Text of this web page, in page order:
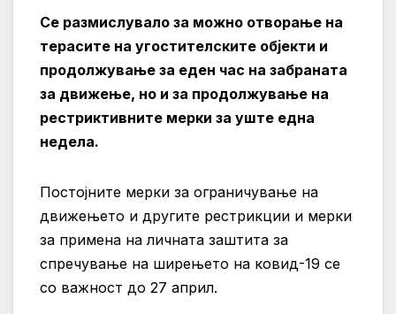
Се размислувало за можно отворање на
терасите на угостителските објекти и
продолжување за еден час на забраната
за движење, но и за продолжување на
рестриктивните мерки за уште една
недела.
Постојните мерки за ограничување на
движењето и другите рестрикции и мерки
за примена на личната заштита за
спречување на ширењето на ковид-19 се
со важност до 27 април.